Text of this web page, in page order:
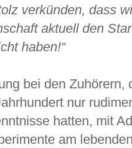
verkünden, dass
aktuell den
haben!“
bei den Zuhörern,
nur
hatten, mit
am